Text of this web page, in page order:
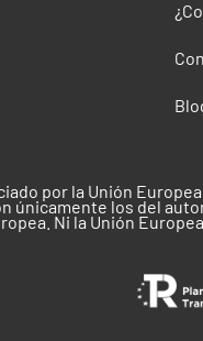
por la Unión
únicamente los del
Ni la Unión